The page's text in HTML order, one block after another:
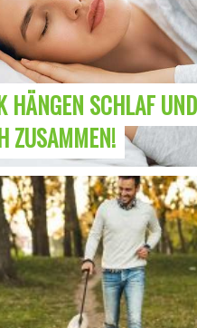
HÄNGEN SCHLAF
ZUSAMMEN!